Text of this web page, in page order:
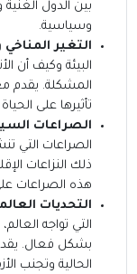
بين الدول
وسياسية.
التغير المناخي
البيئة وكيف أن
المشكلة. يقدم
تأثيرها على
الصراعات
الصراعات التي
ذلك النزاعات
هذه الصراعات
التحديات
التي تواجه
بشكل فعال.
الحالية وتجنب